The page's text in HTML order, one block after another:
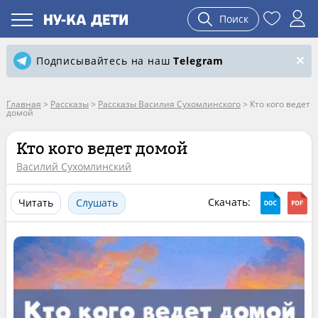
Поиск
Подписывайтесь на нашTelegram
Главная > Рассказы > Рассказы Василия Сухомлинского> Кто кого ведет
домой
Кто кого ведет домой
Василий Сухомлинский
Читать Слушать Скачать: